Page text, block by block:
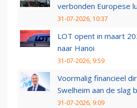
verbonden Europese
31-07-2026, 10:37
LOT opent in maart
naar Hanoi
31-07-2026, 9:59
Voormalig financieel
Swelheim aan de slag
31-07-2026, 9:09